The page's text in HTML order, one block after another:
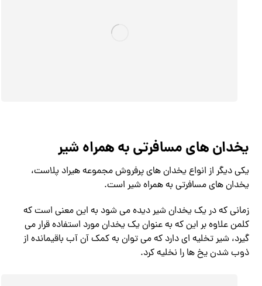
یخدان های مسافرتی به همراه شیر
یکی دیگر از انواع یخدان های پرفروش مجموعه هیراد پلاست،
یخدان های مسافرتی به همراه شیر است.
زمانی که در یک یخدان شیر دیده می شود به این معنی است که
کلمن علاوه بر این که به عنوان یک یخدان مورد استفاده قرار می
گیرد، شیر تخلیه ای دارد که می توان به کمک آن آب باقیمانده از
ذوب شدن یخ ها را نخلیه کرد.